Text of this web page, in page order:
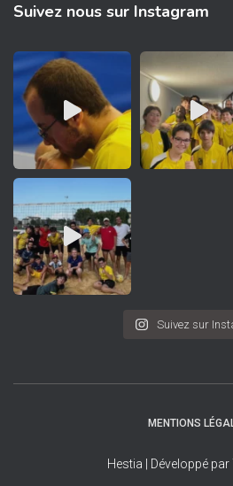
Suivez nous sur Instagram
Suivez sur
MENTIONS
Hestia | Développé par